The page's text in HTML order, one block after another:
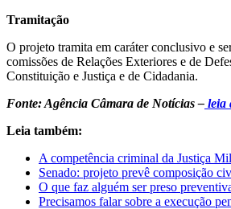
Tramitação
O projeto tramita em caráter conclusivo e
comissões de Relações Exteriores e de
Constituição e Justiça e de Cidadania.
Fonte: Agência Câmara de Notícias – leia
Leia também:
A competência criminal da Justiça
Senado: projeto prevê composição
O que faz alguém ser preso
Precisamos falar sobre a execução